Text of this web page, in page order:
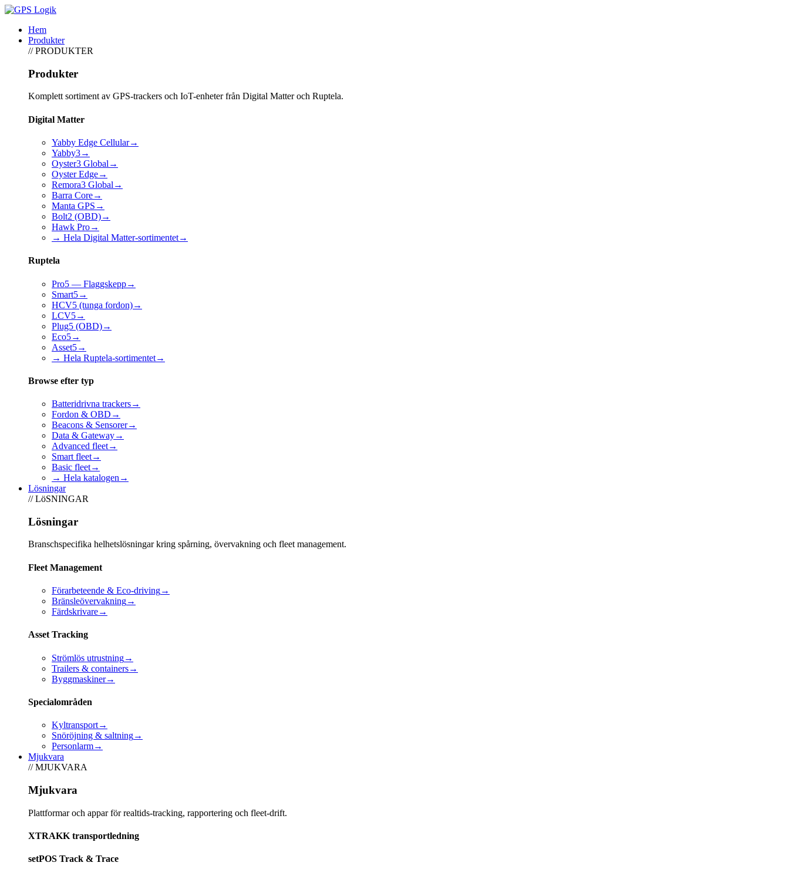
Hem
Produkter
// PRODUKTER
Produkter
Komplett sortiment av GPS-trackers och IoT-enheter från Digital Matter och Ruptela.
Digital Matter
Yabby Edge Cellular→
Yabby3→
Oyster3 Global →
Oyster Edge→
Remora3 Global →
Barra Core→
Manta GPS →
Bolt2 (OBD)→
Hawk Pro→
→ Hela Digital Matter-sortimentet→
Ruptela
Pro5 — Flaggskepp→
Smart5→
HCV5 (tunga fordon)→
LCV5→
Plug5 (OBD)→
Eco5→
Asset5→
→ Hela Ruptela-sortimentet→
Browse efter typ
Batteridrivna trackers→
Fordon & OBD →
Beacons & Sensorer→
Data & Gateway→
Advanced fleet→
Smart fleet→
Basic fleet→
→ Hela katalogen →
Lösningar
// LöSNINGAR
Lösningar
Branschspecifika helhetslösningar kring spårning, övervakning och fleet management.
Fleet Management
Förarbeteende & Eco-driving→
Bränsleövervakning→
Färdskrivare→
Asset Tracking
Strömlös utrustning→
Trailers & containers→
Byggmaskiner→
Specialområden
Kyltransport→
Snöröjning & saltning→
Personlarm→
Mjukvara
// MJUKVARA
Mjukvara
Plattformar och appar för realtids-tracking, rapportering och fleet-drift.
XTRAKK transportledning
setPOS Track & Trace